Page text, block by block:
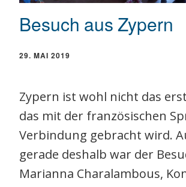
Besuch aus Zypern
29. MAI 2019
Zypern ist wohl nicht das
das mit der französischen
Verbindung gebracht wird.
gerade deshalb war der
Marianna Charalambous,